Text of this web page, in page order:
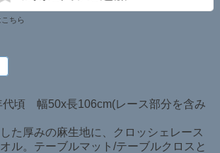
ちら
頃 幅50x長106cm(レース部分を含み
た厚みの麻生地に、クロッシェレース
ル。テーブルマット/テーブルクロスと